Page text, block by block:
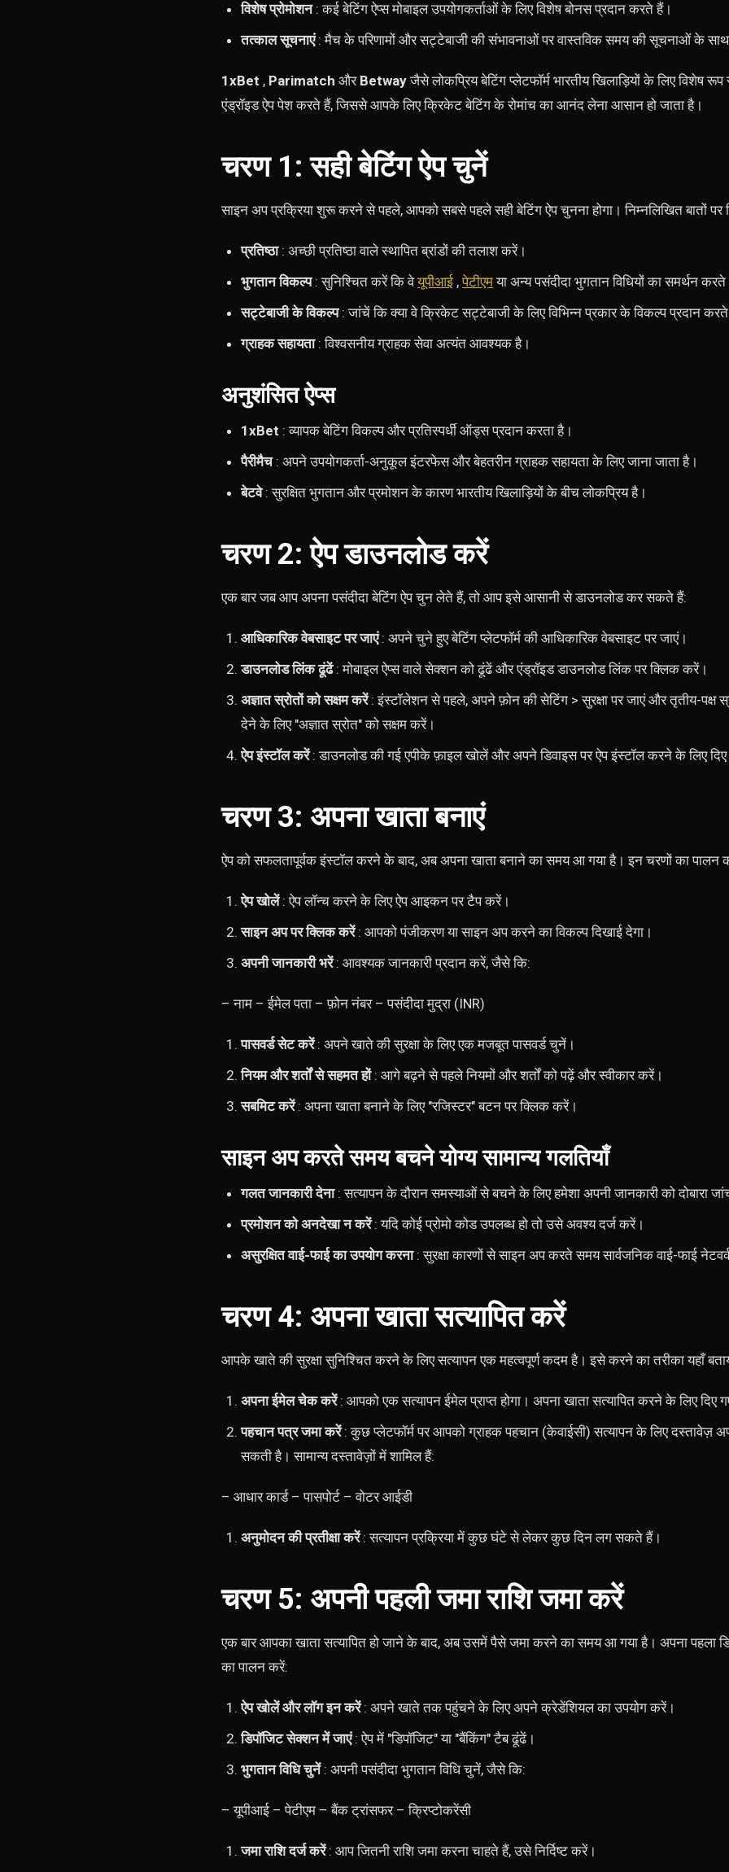
विशेष प्रोमोशन: कई बेटिंग ऐप्स मोबाइल उपयोगकर्ताओं के लिए विशेष बोनस प्रदान करते हैं।
तत्काल सूचनाएं: मैच के परिणामों और सट्टेबाजी की संभावनाओं पर वास्तविक समय की सूचनाओं के
1xBet , Parimatch और Betwayजैसे लोकप्रिय बेटिंग प्लेटफॉर्म भारतीय खिलाड़ियों के लिए विशेष
एंड्रॉइड ऐप पेश करते हैं, जिससे आपके लिए क्रिकेट बेटिंग के रोमांच का आनंद लेना आसान हो जाता है।
चरण 1: सही बेटिंग ऐप चुनें
साइन अप प्रक्रिया शुरू करने से पहले, आपको सबसे पहले सही बेटिंग ऐप चुनना होगा। निम्नलिखित बातों पर
प्रतिष्ठा: अच्छी प्रतिष्ठा वाले स्थापित ब्रांडों की तलाश करें।
भुगतान विकल्प: सुनिश्चित करें कि वेयूपीआई ,पेटीएमया अन्य पसंदीदा भुगतान विधियों का समर्थन करते
सट्टेबाजी के विकल्प: जांचें कि क्या वे क्रिकेट सट्टेबाजी के लिए विभिन्न प्रकार के विकल्प प्रदान
ग्राहक सहायता: विश्वसनीय ग्राहक सेवा अत्यंत आवश्यक है।
अनुशंसित ऐप्स
1xBet : व्यापक बेटिंग विकल्प और प्रतिस्पर्धी ऑड्स प्रदान करता है।
पैरीमैच: अपने उपयोगकर्ता-अनुकूल इंटरफेस और बेहतरीन ग्राहक सहायता के लिए जाना जाता है।
बेटवे: सुरक्षित भुगतान और प्रमोशन के कारण भारतीय खिलाड़ियों के बीच लोकप्रिय है।
चरण 2: ऐप डाउनलोड करें
एक बार जब आप अपना पसंदीदा बेटिंग ऐप चुन लेते हैं, तो आप इसे आसानी से डाउनलोड कर सकते हैं:
आधिकारिक वेबसाइट पर जाएं: अपने चुने हुए बेटिंग प्लेटफॉर्म की आधिकारिक वेबसाइट पर जाएं।
डाउनलोड लिंक ढूंढें: मोबाइल ऐप्स वाले सेक्शन को ढूंढें और एंड्रॉइड डाउनलोड लिंक पर क्लिक करें।
अज्ञात स्रोतों को सक्षम करें: इंस्टॉलेशन से पहले, अपने फ़ोन की सेटिंग > सुरक्षा पर जाएं और तृतीय-पक्ष
देने के लिए "अज्ञात स्रोत" को सक्षम करें।
ऐप इंस्टॉल करें: डाउनलोड की गई एपीके फ़ाइल खोलें और अपने डिवाइस पर ऐप इंस्टॉल करने के लिए दिए
चरण 3: अपना खाता बनाएं
ऐप को सफलतापूर्वक इंस्टॉल करने के बाद, अब अपना खाता बनाने का समय आ गया है। इन चरणों का पालन
ऐप खोलें: ऐप लॉन्च करने के लिए ऐप आइकन पर टैप करें।
साइन अप पर क्लिक करें: आपको पंजीकरण या साइन अप करने का विकल्प दिखाई देगा।
अपनी जानकारी भरें: आवश्यक जानकारी प्रदान करें, जैसे कि:
– नाम – ईमेल पता – फ़ोन नंबर – पसंदीदा मुद्रा (INR)
पासवर्ड सेट करें: अपने खाते की सुरक्षा के लिए एक मजबूत पासवर्ड चुनें।
नियम और शर्तों से सहमत हों: आगे बढ़ने से पहले नियमों और शर्तों को पढ़ें और स्वीकार करें।
सबमिट करें: अपना खाता बनाने के लिए "रजिस्टर" बटन पर क्लिक करें।
साइन अप करते समय बचने योग्य सामान्य गलतियाँ
गलत जानकारी देना: सत्यापन के दौरान समस्याओं से बचने के लिए हमेशा अपनी जानकारी को दोबारा
प्रमोशन को अनदेखा न करें: यदि कोई प्रोमो कोड उपलब्ध हो तो उसे अवश्य दर्ज करें।
असुरक्षित वाई-फाई का उपयोग करना: सुरक्षा कारणों से साइन अप करते समय सार्वजनिक वाई-फाई
चरण 4: अपना खाता सत्यापित करें
आपके खाते की सुरक्षा सुनिश्चित करने के लिए सत्यापन एक महत्वपूर्ण कदम है। इसे करने का तरीका यहाँ
अपना ईमेल चेक करें: आपको एक सत्यापन ईमेल प्राप्त होगा। अपना खाता सत्यापित करने के लिए दिए
पहचान पत्र जमा करें: कुछ प्लेटफॉर्म पर आपको ग्राहक पहचान (केवाईसी) सत्यापन के लिए दस्तावेज़
सकती है। सामान्य दस्तावेज़ों में शामिल हैं:
– आधार कार्ड – पासपोर्ट – वोटर आईडी
अनुमोदन की प्रतीक्षा करें: सत्यापन प्रक्रिया में कुछ घंटे से लेकर कुछ दिन लग सकते हैं।
चरण 5: अपनी पहली जमा राशि जमा करें
एक बार आपका खाता सत्यापित हो जाने के बाद, अब उसमें पैसे जमा करने का समय आ गया है। अपना पहला
का पालन करें:
ऐप खोलें और लॉग इन करें: अपने खाते तक पहुंचने के लिए अपने क्रेडेंशियल का उपयोग करें।
डिपॉजिट सेक्शन में जाएं: ऐप में "डिपॉजिट" या "बैंकिंग" टैब ढूंढें।
भुगतान विधि चुनें: अपनी पसंदीदा भुगतान विधि चुनें, जैसे कि:
– यूपीआई – पेटीएम – बैंक ट्रांसफर – क्रिप्टोकरेंसी
जमा राशि दर्ज करें: आप जितनी राशि जमा करना चाहते हैं, उसे निर्दिष्ट करें।